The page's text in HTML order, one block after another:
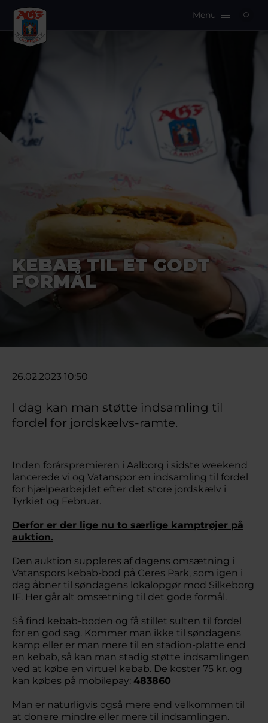
Menu
KEBAB TIL ET GODT
FORMÅL
26.02.2023 10:50
I dag kan man støtte indsamling til
fordel for jordskælvs-ramte.
Inden forårspremieren i Aalborg i sidste weekend
lancerede vi og Vatanspor en indsamling til fordel
for hjælpearbejdet efter det store jordskælv i
Tyrkiet og Februar.
Derfor er der lige nu to særlige kamptrøjer på
auktion.
Den auktion suppleres af dagens omsætning i
Vatanspors kebab-bod på Ceres Park, som igen i
dag åbner til søndagens lokalopgør mod Silkeborg
IF. Her går alt omsætning til det gode formål.
Så find kebab-boden og få stillet sulten til fordel
for en god sag. Kommer man ikke til søndagens
kamp eller er man mere til en stadion-platte end
en kebab, så kan man stadig støtte indsamlingen
ved at købe en virtuel kebab. De koster 75 kr. og
kan købes på mobilepay: 483860
Man er naturligvis også mere end velkommen til
at donere mindre eller mere til indsamlingen.